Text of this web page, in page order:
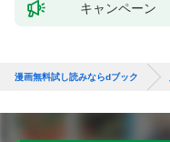
キャンペーン
漫画無料試し読みならdブック